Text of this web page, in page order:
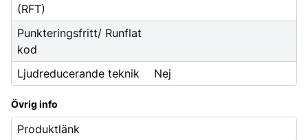
(RFT)
Punkteringsfritt/ Runflat
kod
Ljudreducerande teknik
Nej
Övrig info
Produktlänk